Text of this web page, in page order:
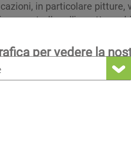
per vedere la
in particolare
controllare l’impatto
è stato un
Climalife può
per
solo aiuta a preservarle